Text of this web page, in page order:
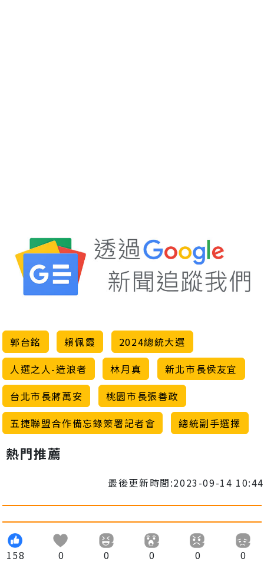
郭台銘 賴佩霞
2024總統大選
人選之人-造浪者
林月真
新北市長侯友宜
台北市長蔣萬安
桃園市長張善政
五捷聯盟合作備忘錄簽署記者會
總統副手選擇
熱門推薦
最後更新時間:2023-09-14 10:44
158 0 0 0 0 0